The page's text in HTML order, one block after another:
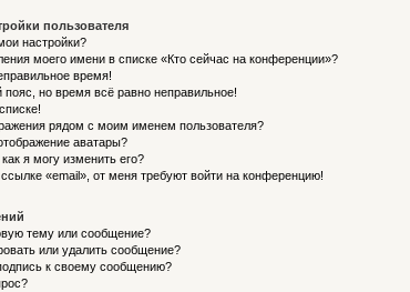
пользователя
настройки?
моего имени в списке «Кто сейчас на конференции»?
время!
но время всё равно неправильное!
рядом с моим именем пользователя?
аватары?
я могу изменить его?
«email», от меня требуют войти на конференцию!
тему или сообщение?
или удалить сообщение?
к своему сообщению?